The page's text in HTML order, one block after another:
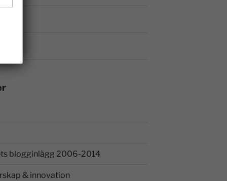
blogginlägg 2006-2014
& innovation